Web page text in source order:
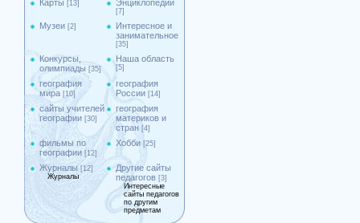
Карты [13] Энциклопедии
[7]
Музеи [2]
Интересное и
занимательное
[35]
Конкурсы,
олимпиады [35]
Наша область
[5]
география
мира [10]
география
России [14]
сайты учителей
географии [30]
география
материков и
стран [4]
фильмы по
географии [12]
Хобби [25]
Журналы [12]
Журналы
Другие сайты
педагогов [3]
Интересные
сайты педагогов
по другим
предметам